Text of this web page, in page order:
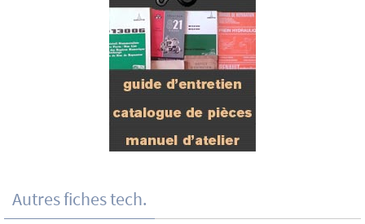
Autres fiches tech.